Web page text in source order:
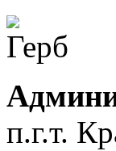
п.г.т.